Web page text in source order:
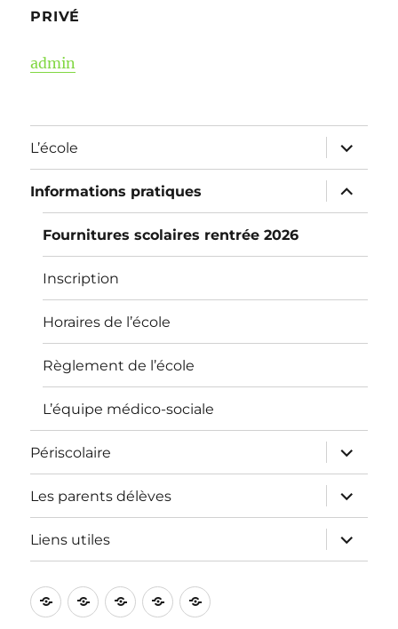
PRIVÉ
admin
L’école
ouvrir
le
sous-
menu
Informations pratiques
ouvrir
le
sous-
Fournitures scolaires rentrée 2026
Inscription
Horaires de l’école
Règlement de l’école
L’équipe médico-sociale
Périscolaire
ouvrir
le
sous-
menu
Les parents délèves
ouvrir
le
sous-
menu
Liens utiles
ouvrir
le
sous-
L’écoleInformations
Périscolaire
Les
Liens